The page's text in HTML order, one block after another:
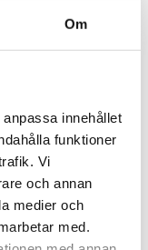
Om
innehållet
funktioner
Vi
och annan
medier och
med.